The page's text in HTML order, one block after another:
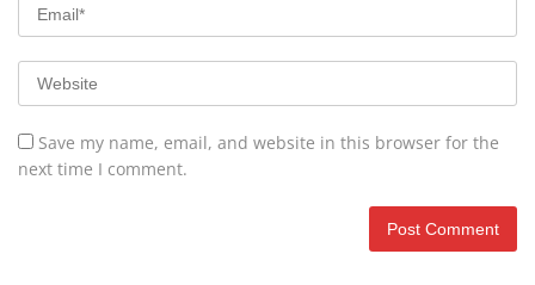
Save my name, email, and website in this browser for the
next time I comment.